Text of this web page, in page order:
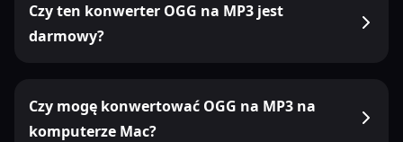
Czy ten konwerter OGG na MP3 jest
darmowy?
Czy mogę konwertować OGG na MP3 na
komputerze Mac?